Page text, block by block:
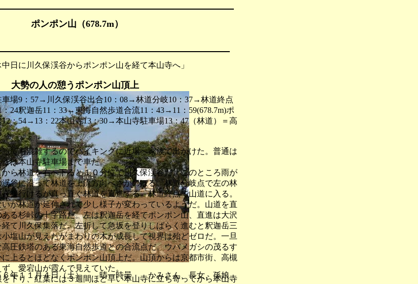
ポンポン山（678.7m）
川久保渓谷からポンポン山を経て本山寺へ」
大勢の人の憩うポンポン山頂上
１１月４日（土） 晴一時曇 かみさん、長女、孫娘
車場9：57→川久保渓谷出合10：08→林道分岐10：37→林道終点
24釈迦岳11：33→東海自然歩道合流11：43→11：59(678.7m)ポ
：54→13：22本山寺13：30→本山寺駐車場13：47（林道）＝高
ても混雑するのでハイキングに近場へ家族で出かけた。普通は
は本山寺駐車場まで車だ。
ら林道を右へ下ると１０分位で川久保渓谷だ。このところ雨が
谷に沿って林道を上流方向へさかのぼる。林道分岐点で左の林
接行けるが真っ直ぐ林道を直進する。林道終点で山道に入る。
が林道が延伸されて少し様子が変わっているようだ。山道を直
る杉峠の十字路だ。左は釈迦岳を経てポンポン山、直進は大沢
て川久保集落だ。左折して急坂を登りしばらく進むと釈迦岳三
塩山が見えたがまわりの木が成長して視界は殆どゼロだ。一旦
圧鉄塔のある東海自然歩道との合流点だ。ウバメガシの茂るす
上るとほどなくポンポン山頂上だ。山頂からは京都市街、高槻
、愛宕山が霞んで見えていた。
下り、紅葉には３週間ほど早い本山寺に立ち寄ってから本山寺